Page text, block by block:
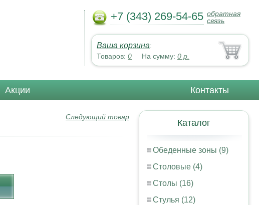
+7 (343) 269-54-65 обратная
связь
Ваша корзина:
Товаров: 0 На сумму: 0 р.
Акции Контакты
Каталог
Обеденные зоны (9)
Столовые (4)
Столы (16)
Стулья (12)
Следующий товар